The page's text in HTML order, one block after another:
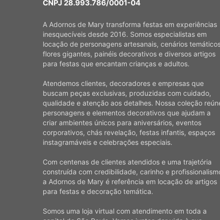
CNPJ 28.993.786/0001-04
A Adornos de Mary transforma festas em experiências
inesquecíveis desde 2016. Somos especialistas em
locação de personagens artesanais, cenários
flores gigantes, painéis decorativos e diversos artigos
para festas que encantam crianças e adultos.
Atendemos clientes, decoradores e empresas que
buscam peças exclusivas, produzidas com cuidado,
qualidade e atenção aos detalhes. Nossa coleção
personagens e elementos decorativos que ajudam a
criar ambientes únicos para aniversários, eventos
corporativos, chás revelação, festas infantis, espaços
instagramáveis e celebrações especiais.
Com centenas de clientes atendidos e uma trajetória
construída com credibilidade, carinho e
a Adornos de Mary é referência em locação de artigos
para festas e decoração temática.
Somos uma loja virtual com atendimento em toda a